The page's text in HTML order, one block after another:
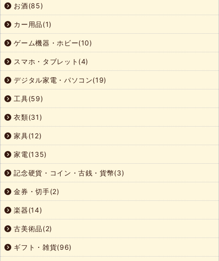
お酒(85)
カー用品(1)
ゲーム機器・ホビー(10)
スマホ・タブレット(4)
デジタル家電・パソコン(19)
工具(59)
衣類(31)
家具(12)
家電(135)
記念硬貨・コイン・古銭・貨幣(3)
金券・切手(2)
楽器(14)
古美術品(2)
ギフト・雑貨(96)